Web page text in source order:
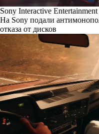
Sony Interactive Entertainment
На Sony подали
отказа от дисков